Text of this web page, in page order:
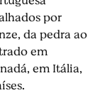
por
da pedra ao
em
em Itália,